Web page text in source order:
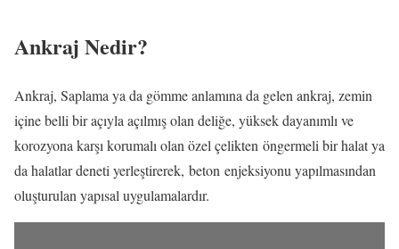
Ankraj Nedir?
Ankraj, Saplama ya da gömme anlamına da gelen ankraj, zemin
içine belli bir açıyla açılmış olan deliğe, yüksek dayanımlı ve
korozyona karşı korumalı olan özel çelikten öngermeli bir halat ya
da halatlar deneti yerleştirerek, beton enjeksiyonu yapılmasından
oluşturulan yapısal uygulamalardır.